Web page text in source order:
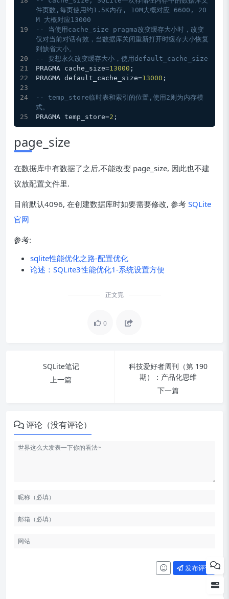
件页数,每页使用约1.5K内存, 10M大概对应 6600, 20
M 大概对应13000
-- 当使用cache_size pragma改变缓存大小时，改变
仅对当前对话有效，当数据库关闭重新打开时缓存大小恢复
到缺省大小。
PRAGMA cache_size=13000 ;
PRAGMA default_cache_size=13000 ;
-- temp_store临时表和索引的位置,使用2则为内存模
式。
PRAGMA temp_store=2 ;
page_size
在数据库中有数据了之后,不能改变 page_size, 因此也不建
议放配置文件里.
目前默认4096, 在创建数据库时如要需要修改, 参考 SQLite
官网
参考:
sqlite性能优化之路-配置优化
论述：SQLite3性能优化1-系统设置方便
正文完
0
SQLite笔记
上一篇
科技爱好者周刊（第 190
期）：产品化思维
下一篇
评论（没有评论）
发布评论